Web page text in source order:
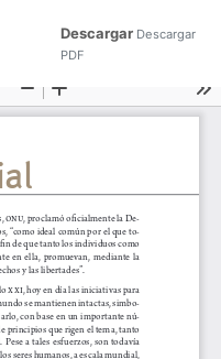
Descargar Descargar
PDF